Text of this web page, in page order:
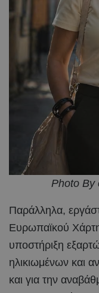
Photo By
Παράλληλα,
Ευρωπαϊκού
υποστήριξη
ηλικιωμένων και
και για την